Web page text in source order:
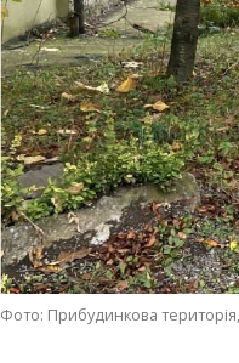
Фото: Прибудинкова